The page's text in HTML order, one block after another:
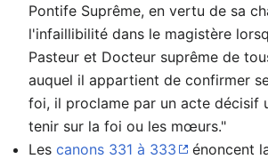
Pontife Suprême, en vertu de sa
l'infaillibilité dans le magistère
Pasteur et Docteur suprême de
auquel il appartient de confirmer
foi, il proclame par un acte décisif
tenir sur la foi ou les mœurs."
Les canons 331 à 333
énoncent